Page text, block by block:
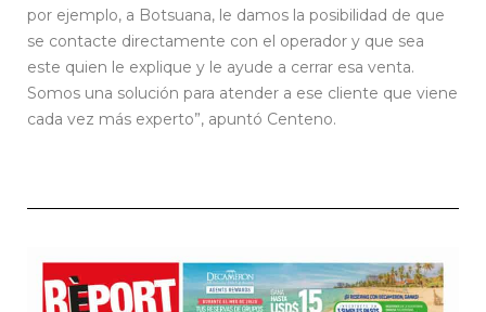
por ejemplo, a Botsuana, le damos la posibilidad de que
se contacte directamente con el operador y que sea
este quien le explique y le ayude a cerrar esa venta.
Somos una solución para atender a ese cliente que viene
cada vez más experto”, apuntó Centeno.